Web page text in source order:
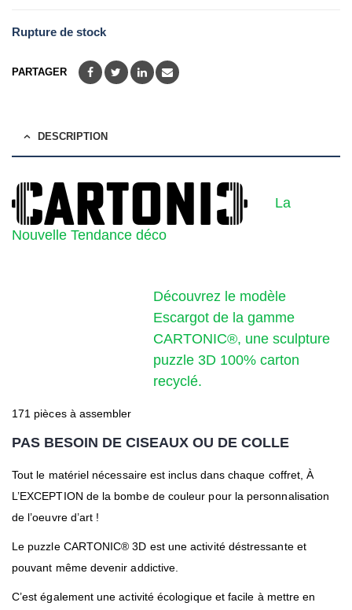
Rupture de stock
PARTAGER
DESCRIPTION
La
Nouvelle Tendance déco
Découvrez le modèle
Escargot de la gamme
CARTONIC®, une sculpture
puzzle 3D 100% carton
recyclé.
171 pièces à assembler
PAS BESOIN DE CISEAUX OU DE COLLE
Tout le matériel nécessaire est inclus dans chaque coffret, À
L’EXCEPTION de la bombe de couleur pour la personnalisation
de l’oeuvre d’art !
Le puzzle CARTONIC® 3D est une activité déstressante et
pouvant même devenir addictive.
C’est également une activité écologique et facile à mettre en